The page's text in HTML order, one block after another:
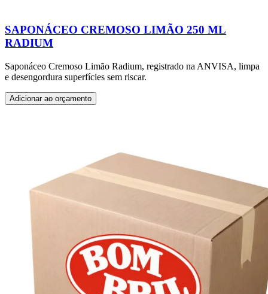
SAPONÁCEO CREMOSO LIMÃO 250 ML
RADIUM
Saponáceo Cremoso Limão Radium, registrado na ANVISA, limpa
e desengordura superfícies sem riscar.
Adicionar ao orçamento